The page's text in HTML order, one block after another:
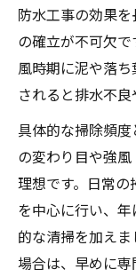
防水工事の効果
の確立が不可欠
風時期に泥や落
されると排水不良
具体的な掃除頻
の変わり目や強
理想です。日常
を中心に行い、
的な清掃を加え
場合は、早めに